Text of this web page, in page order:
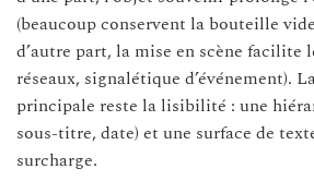
(beaucoup conservent la bouteille
d’autre part, la mise en scène facilite
réseaux, signalétique d’événement).
principale reste la lisibilité : une
sous-titre, date) et une surface de
surcharge.